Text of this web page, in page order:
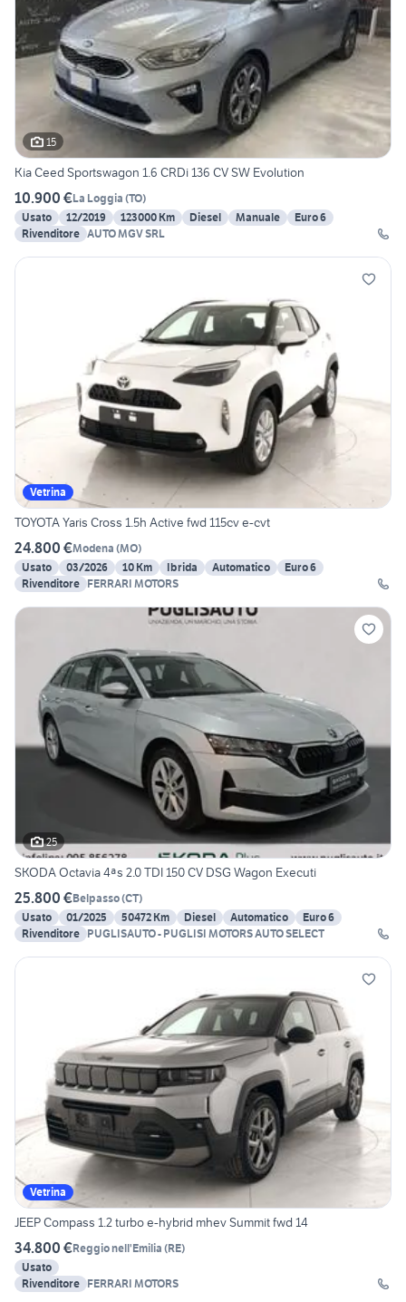
15
Kia Ceed Sportswagon 1.6 CRDi 136 CV SW Evolution
10.900 €La Loggia (TO)
Usato
12/2019 123000 Km Diesel Manuale
Euro 6
Rivenditore AUTO MGV SRL
Vetrina
TOYOTA Yaris Cross 1.5h Active fwd 115cv e-cvt
24.800 €Modena (MO)
Usato
03/2026 10 Km Ibrida Automatico
Euro 6
Rivenditore FERRARI MOTORS
25
SKODA Octavia 4ªs 2.0 TDI 150 CV DSG Wagon Executi
25.800 €Belpasso(CT)
Usato
01/2025 50472 Km Diesel Automatico
Euro 6
Rivenditore
PUGLISAUTO - PUGLISI MOTORS AUTO SELECT
Vetrina
JEEP Compass 1.2 turbo e-hybrid mhev Summit fwd 14
34.800 €Reggio nell'Emilia (RE)
Usato
Rivenditore FERRARI MOTORS